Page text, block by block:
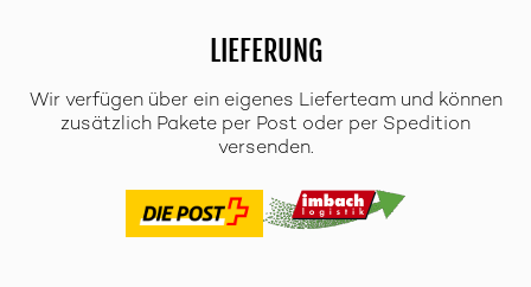
LIEFERUNG
Wir verfügen über ein eigenes Lieferteam und können
zusätzlich Pakete per Post oder per Spedition
versenden.